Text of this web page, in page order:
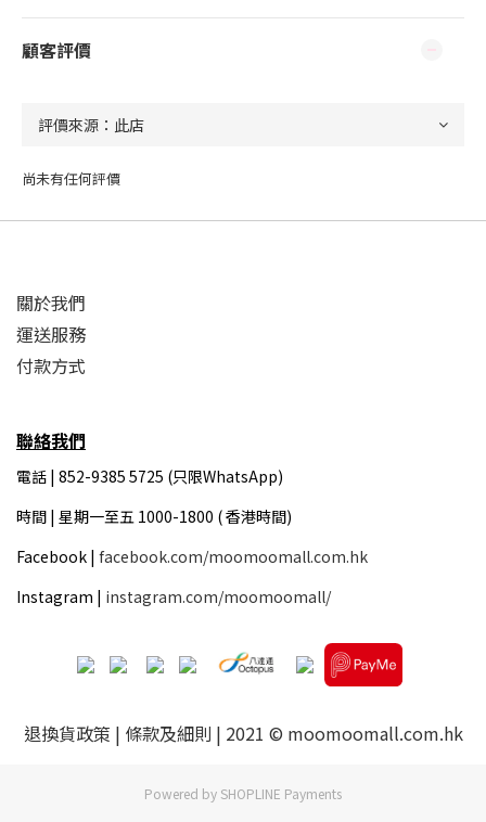
顧客評價
尚未有任何評價
關於我們
運送服務
付款方式
聯絡我們
電話 | 852-9385 5725 (只限WhatsApp)
時間 | 星期一至五 1000-1800 ( 香港時間)
Facebook | facebook.com/moomoomall.com.hk
Instagram | instagram.com/moomoomall/
退換貨政策 | 條款及細則 | 2021 © moomoomall.com.hk
Powered by SHOPLINE Payments